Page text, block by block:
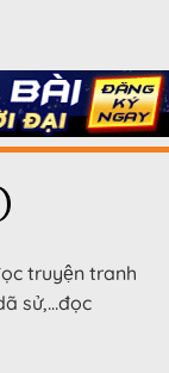
truyện tranh
sử,…đọc